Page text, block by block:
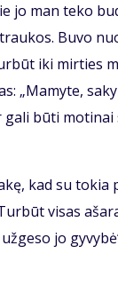
jo man te­ko
Bu­vo
iki mir­ties
„Ma­my­te,
ga­li bū­ti mo­ti­nai
kad su to­kia
vi­sas
jo